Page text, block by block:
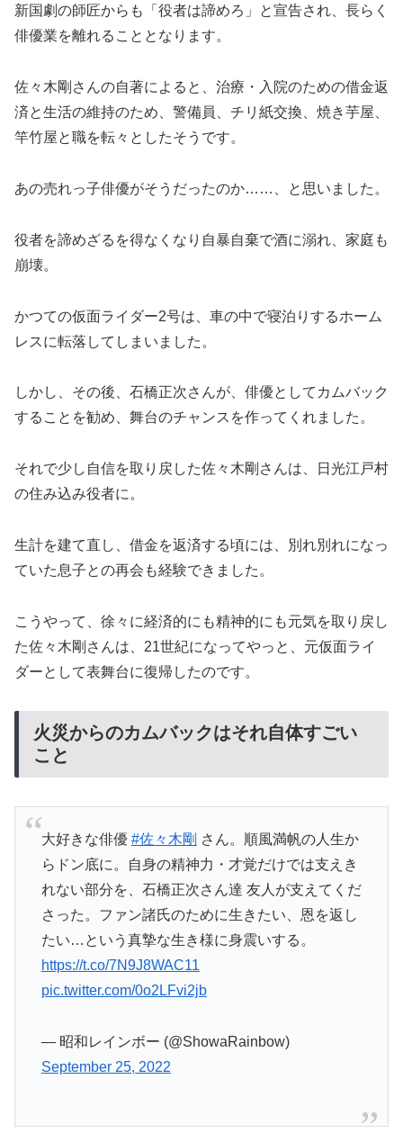
新国劇の師匠からも「役者は諦めろ」と宣告され、長らく
俳優業を離れることとなります。
佐々木剛さんの自著によると、治療・入院のための借金返
済と生活の維持のため、警備員、チリ紙交換、焼き芋屋、
竿竹屋と職を転々としたそうです。
あの売れっ子俳優がそうだったのか……、と思いました。
役者を諦めざるを得なくなり自暴自棄で酒に溺れ、家庭も
崩壊。
かつての仮面ライダー2号は、車の中で寝泊りするホーム
レスに転落してしまいました。
しかし、その後、石橋正次さんが、俳優としてカムバック
することを勧め、舞台のチャンスを作ってくれました。
それで少し自信を取り戻した佐々木剛さんは、日光江戸村
の住み込み役者に。
生計を建て直し、借金を返済する頃には、別れ別れになっ
ていた息子との再会も経験できました。
こうやって、徐々に経済的にも精神的にも元気を取り戻し
た佐々木剛さんは、21世紀になってやっと、元仮面ライ
ダーとして表舞台に復帰したのです。
火災からのカムバックはそれ自体すごい
こと
大好きな俳優 #佐々木剛 さん。順風満帆の人生か
らドン底に。自身の精神力・才覚だけでは支えき
れない部分を、石橋正次さん達 友人が支えてくだ
さった。ファン諸氏のために生きたい、恩を返し
たい…という真摯な生き様に身震いする。
https://t.co/7N9J8WAC11
pic.twitter.com/0o2LFvi2jb
— 昭和レインボー (@ShowaRainbow)
September 25, 2022